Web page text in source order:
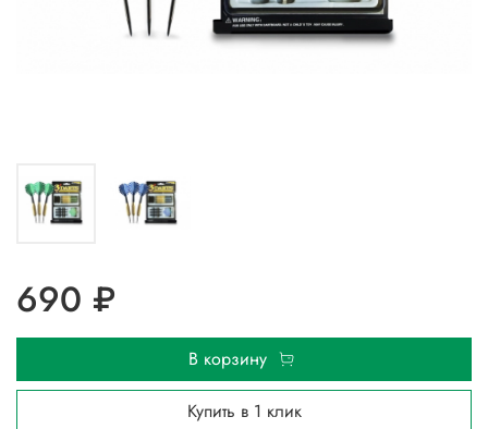
690 ₽
В корзину
Купить в 1 клик